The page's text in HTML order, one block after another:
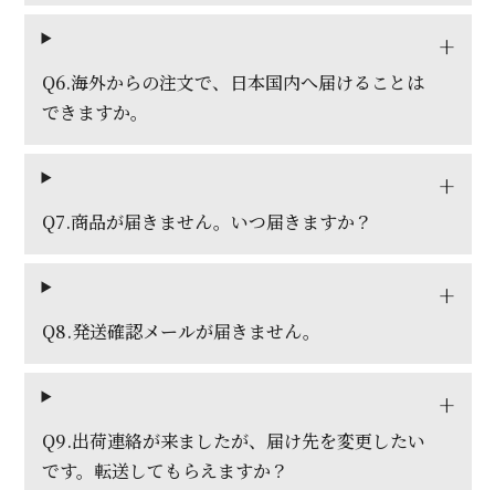
Q6.海外からの注文で、日本国内へ届けることは
できますか。
Q7.商品が届きません。いつ届きますか？
Q8.発送確認メールが届きません。
Q9.出荷連絡が来ましたが、届け先を変更したい
です。転送してもらえますか？